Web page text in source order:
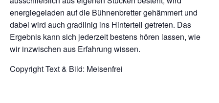
energiegeladen auf die Bühnenbretter gehämmert und
dabei wird auch gradlinig ins Hinterteil getreten. Das
Ergebnis kann sich jederzeit bestens hören lassen, wie
wir inzwischen aus Erfahrung wissen.
Copyright Text & Bild: Meisenfrei